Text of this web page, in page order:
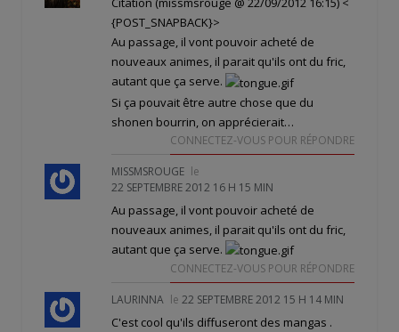
{POST_SNAPBACK}>
Au passage, il vont pouvoir acheté de
nouveaux animes, il parait qu'ils ont du fric,
autant que ça serve.
Si ça pouvait être autre chose que du
shonen bourrin, on apprécierait…
CONNECTEZ-VOUS POUR RÉPONDRE
MISSMSROUGE le
22 SEPTEMBRE 2012 16 H 15 MIN
Au passage, il vont pouvoir acheté de
nouveaux animes, il parait qu'ils ont du fric,
autant que ça serve.
CONNECTEZ-VOUS POUR RÉPONDRE
LAURINNA le 22 SEPTEMBRE 2012 15 H 14 MIN
C'est cool qu'ils diffuseront des mangas .